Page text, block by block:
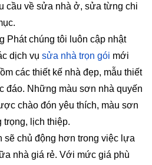
cầu về sửa nhà ở, sửa từng chi
Phát chúng tôi luôn cập nhật
dịch vụ sửa nhà trọn gói mới
các thiết kế nhà đẹp, mẫu thiết
đáo. Những màu sơn nhà quyến
chào đón yêu thích, màu sơn
trọng, lịch thiệp.
sẽ chủ động hơn trong việc lựa
nhà giá rẻ. Với mức giá phù